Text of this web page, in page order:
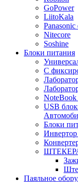
GoPower
LiitoKala
Panasonic
Nitecore
Soshine
Блоки питания
C
USB
Блоки
Паяльное